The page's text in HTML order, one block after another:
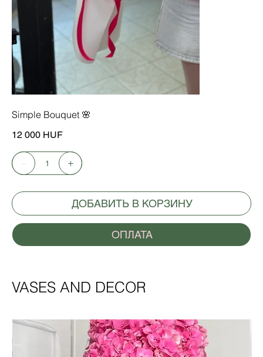
Simple Bouquet 🌸
12 000 HUF
ДОБАВИТЬ В КОРЗИНУ
ОПЛАТА
VASES AND DECOR